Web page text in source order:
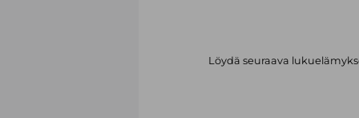
Löydä seuraava